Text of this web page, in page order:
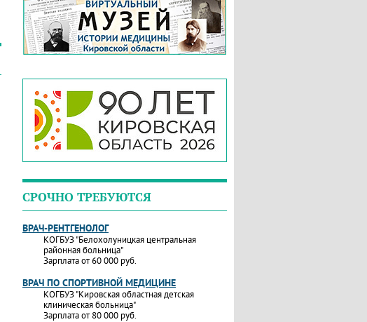
СРОЧНО ТРЕБУЮТСЯ
ВРАЧ-РЕНТГЕНОЛОГ
КОГБУЗ "Белохолуницкая центральная
районная больница"
Зарплата от 60 000 руб.
ВРАЧ ПО СПОРТИВНОЙ МЕДИЦИНЕ
КОГБУЗ "Кировская областная детская
клиническая больница"
Зарплата от 80 000 руб.